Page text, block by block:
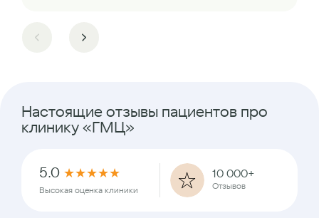
Настоящие отзывы пациентов про
клинику «ГМЦ»
5.0 ★★★★★
Высокая оценка клиники
10 000+
Отзывов